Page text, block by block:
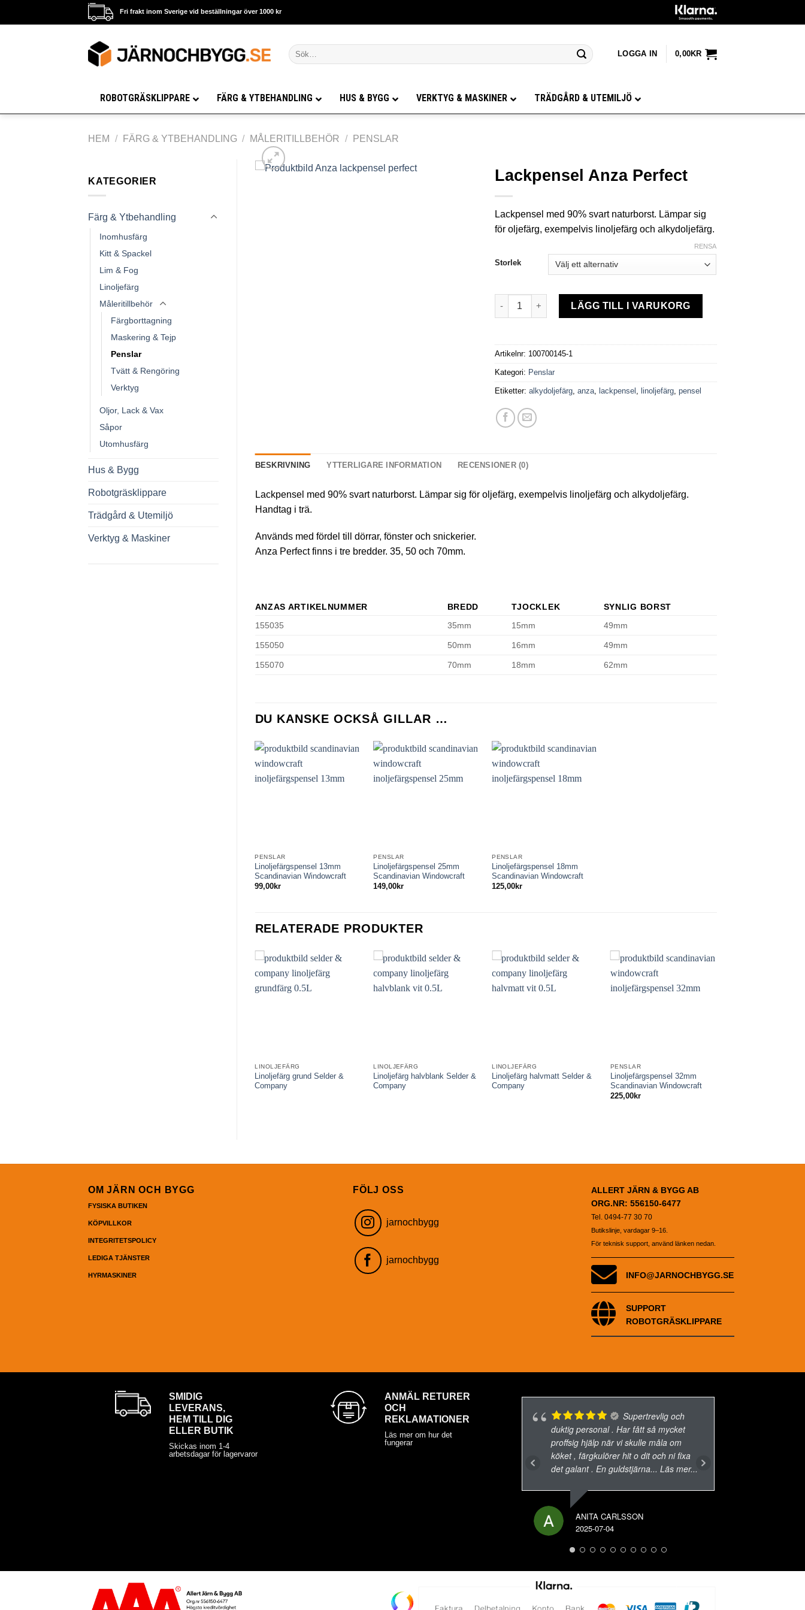
Fri frakt inom Sverige vid beställningar över 1000 kr
Sök
efter:
LOGGA IN 0,00KR
ROBOTGRÄSKLIPPARE FÄRG & YTBEHANDLING HUS & BYGG VERKTYG & MASKINER TRÄDGÅRD & UTEMILJÖ
HEM / FÄRG & YTBEHANDLING / MÅLERITILLBEHÖR / PENSLAR
KATEGORIER
Färg & Ytbehandling
Inomhusfärg
Kitt & Spackel
Lim & Fog
Linoljefärg
Måleritillbehör
Färgborttagning
Maskering & Tejp
Penslar
Tvätt & Rengöring
Verktyg
Oljor, Lack & Vax
Såpor
Utomhusfärg
Hus & Bygg
Robotgräsklippare
Trädgård & Utemiljö
Verktyg & Maskiner
Lackpensel Anza Perfect
Lackpensel med 90% svart naturborst. Lämpar sig
för oljefärg, exempelvis linoljefärg och alkydoljefärg.
Storlek
RENSA
Lackpensel Anza Perfect mängd
LÄGG TILL I VARUKORG
Artikelnr: 100700145-1
Kategori: Penslar
Etiketter:alkydoljefärg,anza, lackpensel , linoljefärg,pensel
BESKRIVNING YTTERLIGARE INFORMATION RECENSIONER (0)
Lackpensel med 90% svart naturborst. Lämpar sig för oljefärg, exempelvis linoljefärg och alkydoljefärg.
Handtag i trä.
Används med fördel till dörrar, fönster och snickerier.
Anza Perfect finns i tre bredder. 35, 50 och 70mm.
ANZAS ARTIKELNUMMER BREDD TJOCKLEK
SYNLIG BORST
155035
35mm 15mm 49mm
155050 50mm 16mm 49mm
155070 70mm 18mm 62mm
DU KANSKE OCKSÅ GILLAR …
PENSLAR
Linoljefärgspensel 13mm
Scandinavian Windowcraft
99,00kr
PENSLAR
Linoljefärgspensel 25mm
Scandinavian Windowcraft
149,00kr
PENSLAR
Linoljefärgspensel 18mm
Scandinavian Windowcraft
125,00kr
RELATERADE PRODUKTER
LINOLJEFÄRG
Linoljefärg grund Selder &
Company
LINOLJEFÄRG
Linoljefärg halvblank Selder &
Company
LINOLJEFÄRG
Linoljefärg halvmatt Selder &
Company
PENSLAR
Linoljefärgspensel 32mm
Scandinavian Windowcraft
225,00kr
OM JÄRN OCH BYGG
FYSISKA BUTIKEN
KÖPVILLKOR
INTEGRITETSPOLICY
LEDIGA TJÄNSTER
HYRMASKINER
FÖLJ OSS
jarnochbygg
jarnochbygg
ALLERT JÄRN & BYGG AB
ORG.NR: 556150-6477
Tel. 0494-77 30 70
Butikslinje, vardagar 9–16.
För teknisk support, använd länken nedan.
INFO@JARNOCHBYGG.SE
SUPPORT
ROBOTGRÄSKLIPPARE
SMIDIG
LEVERANS,
HEM TILL DIG
ELLER BUTIK
Skickas inom 1-4
arbetsdagar för lagervaror
ANMÄL RETURER
OCH
REKLAMATIONER
Läs mer om hur det
fungerar
Supertrevlig och
duktig personal . Har fått så mycket
proffsig hjälp när vi skulle måla om
köket , färgkulörer hit o dit och ni fixa
det galant . En guldstjärna... Läs mer...
ANITA CARLSSON
2025-07-04